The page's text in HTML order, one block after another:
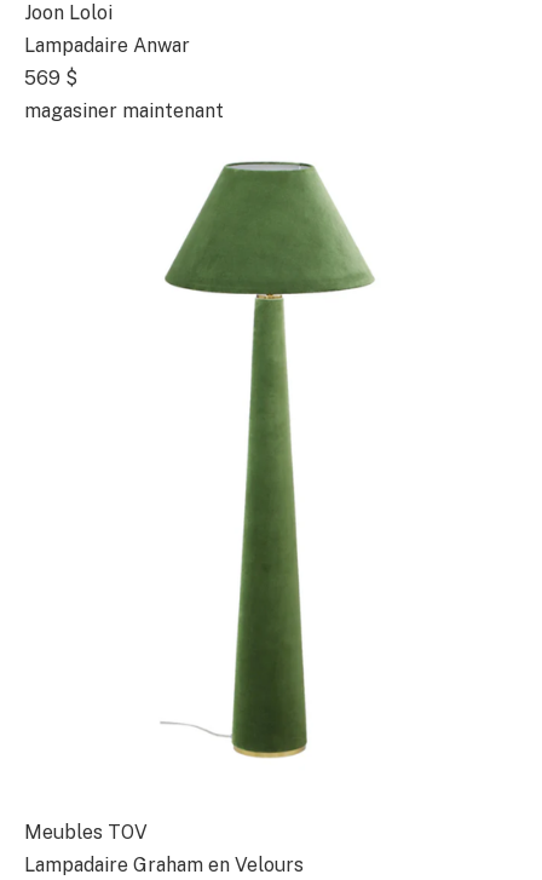
Joon Loloi
Lampadaire Anwar
569 $
magasiner maintenant
Meubles TOV
Lampadaire Graham en Velours